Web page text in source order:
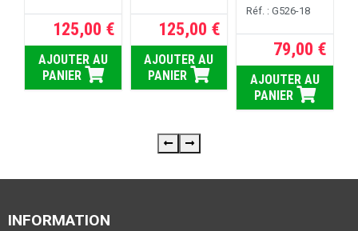
125,00 €
AJOUTER AU
PANIER
125,00 €
AJOUTER AU
PANIER
Réf. : G526-18
79,00 €
AJOUTER AU
PANIER
INFORMATION